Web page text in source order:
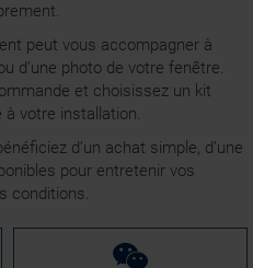
peut vous accompagner à
d’une photo de votre fenêtre.
et choisissez un kit
à votre installation.
d’un achat simple, d’une
pour entretenir vos
conditions.